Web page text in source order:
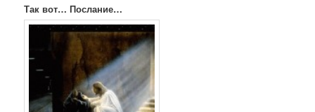
Так вот… Послание…